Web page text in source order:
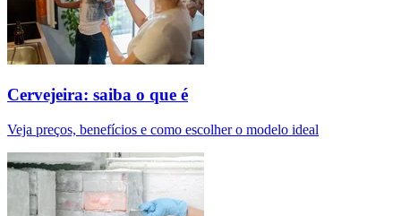
Cervejeira: saiba o que é
Veja preços, benefícios e como escolher o modelo ideal